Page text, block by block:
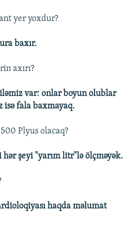
yer yoxdur?
baxır.
axırı?
var: onlar boyun olublar
isə fala baxmayaq.
Plyus olacaq?
şeyi "yarım litr"lə ölçməyək.
haqda məlumat